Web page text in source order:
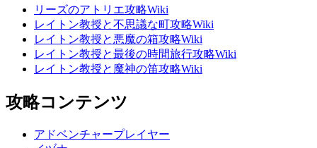
リーズのアトリエ攻略Wiki
レイトン教授と不思議な町攻略Wiki
レイトン教授と悪魔の箱攻略Wiki
レイトン教授と最後の時間旅行攻略Wiki
レイトン教授と魔神の笛攻略Wiki
攻略コンテンツ
アドベンチャープレイヤー